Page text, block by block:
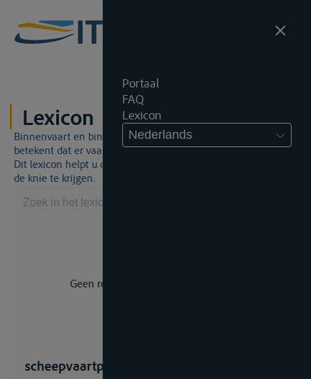
Portaal
FAQ
Lexicon
Nederlands
Lexicon
Binnenvaart en binnenvaartrecht is een unieke wereld. Dat
betekent dat er vaak een specifiek vakjargon gebruikt wordt.
Dit lexicon helpt u om een aantal broodnodige termen onder
de knie te krijgen.
Geen resultaat voor uw zoekopdracht.
scheepvaartprivileges stapelrecht